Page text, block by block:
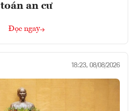
toán an cư
Đọc ngay
18:23, 08/08/2026